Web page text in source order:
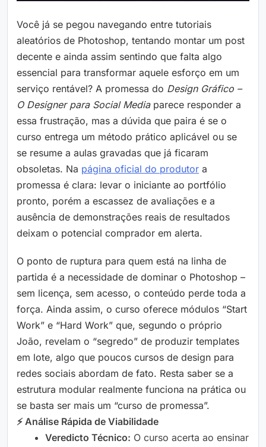
Você já se pegou navegando entre tutoriais
aleatórios de Photoshop, tentando montar um post
decente e ainda assim sentindo que falta algo
essencial para transformar aquele esforço em um
serviço rentável? A promessa do Design Gráfico –
O Designer para Social Mediaparece responder a
essa frustração, mas a dúvida que paira é se o
curso entrega um método prático aplicável ou se
se resume a aulas gravadas que já ficaram
obsoletas. Na página oficial do produtor a
promessa é clara: levar o iniciante ao portfólio
pronto, porém a escassez de avaliações e a
ausência de demonstrações reais de resultados
deixam o potencial comprador em alerta.
O ponto de ruptura para quem está na linha de
partida é a necessidade de dominar o Photoshop –
sem licença, sem acesso, o conteúdo perde toda a
força. Ainda assim, o curso oferece módulos “Start
Work” e “Hard Work” que, segundo o próprio
João, revelam o “segredo” de produzir templates
em lote, algo que poucos cursos de design para
redes sociais abordam de fato. Resta saber se a
estrutura modular realmente funciona na prática ou
se basta ser mais um “curso de promessa”.
⚡ Análise Rápida de Viabilidade
Veredicto Técnico: O curso acerta ao ensinar